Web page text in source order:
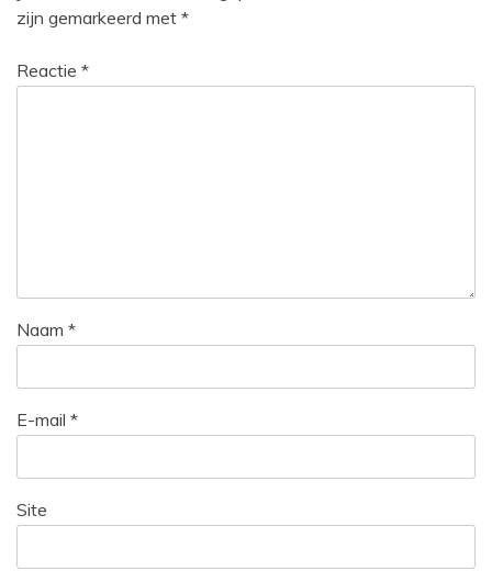
zijn gemarkeerd met *
Reactie *
Naam *
E-mail *
Site